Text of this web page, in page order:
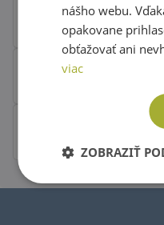
nášho webu.
opakovane
obťažovať ani
viac
ZOBRAZIŤ